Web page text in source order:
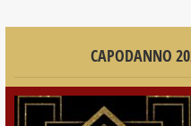
CAPODANNO